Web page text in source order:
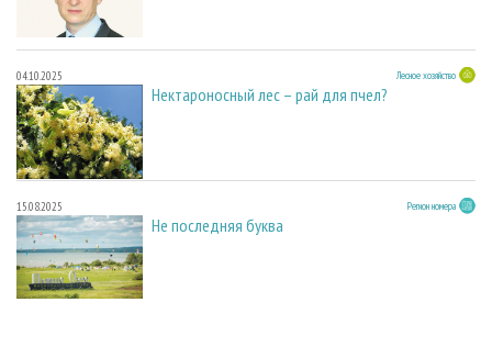
04.10.2025 Лесное хозяйство
Нектароносный лес – рай для пчел?
15.08.2025 Регион номера
Не последняя буква